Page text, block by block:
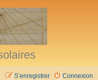
Connexion
S’enregistrer